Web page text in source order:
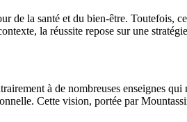
la santé et du bien-être. Toutefois,
la réussite repose sur une
à de nombreuses enseignes
Cette vision, portée par